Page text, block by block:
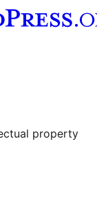
property